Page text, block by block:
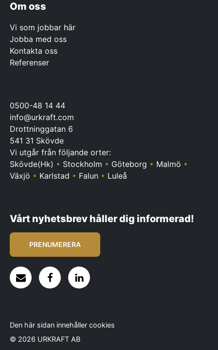
Om oss
Vi som jobbar här
Jobba med oss
Kontakta oss
Referenser
0500-48 14 44
info@urkraft.com
Drottninggatan 6
541 31 Skövde
Vi utgår från följande orter:
Skövde(Hk) • Stockholm • Göteborg • Malmö •
Växjö • Karlstad • Falun • Luleå
Vårt nyhetsbrev håller dig informerad!
PRENUMERERA
Den här sidan innehåller cookies
© 2026 URKRAFT AB